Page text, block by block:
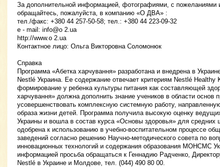
За дополнительной информацией, фотографиями, с пожеланиями
обращайтесь, пожалуйста, в компанию «О ДВА» :
тел./факс: +380 44 257-50-58; тел.: +380 44 223-09-32
e - mail: info@o 2.ua
http://www.o 2.ua
Контактное лицо: Ольга Викторовна Соломонюк
Справка
Программа «Абетка харчування» разработана и внедрена в
Nestlé Украина. Ее содержание отвечает критериям Nestlé Healthy
формирование у ребенка культуры питания как составляющей
харчування» должна дополнить знание учеников в области основ
усовершенствовать комплексную системную работу,
образа жизни детей. Программа получила высокую оценку
Украины и вошла в состав курса «Основы здоровья» для средних
одобрена к использованию в учебно-воспитательном процессе
заведений согласно решению Научно-методического совета по
инновационных технологий и содержания образования МОНСМС
информацией просьба обращаться к Геннадию Радченко,
Nestlé в Украине и Молдове, тел. (044) 490 80 00.